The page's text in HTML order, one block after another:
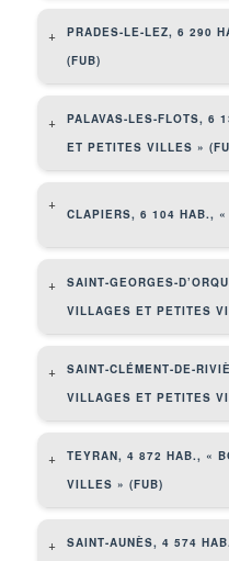
+
PRADES-LE-LEZ, 6 290
(FUB)
+
PALAVAS-LES-FLOTS, 6
ET PETITES VILLES »
+
CLAPIERS, 6 104 HAB., «
+
SAINT-GEORGES-
VILLAGES ET PETITES
+
SAINT-CLÉMENT-DE-
VILLAGES ET PETITES
+
TEYRAN, 4 872 HAB., «
VILLES » (FUB)
+
SAINT-AUNÈS, 4 574